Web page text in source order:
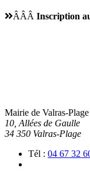
ÂÂÂ Inscription
Mairie de Valras-Plage
10, Allées de Gaulle
34 350 Valras-Plage
Tél : 04 67 32